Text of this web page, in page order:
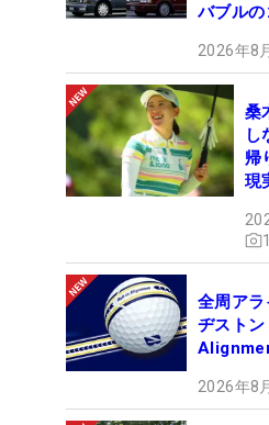
バブル
2026年8
桑
帰
現
全周アラ
ヂスト
2026年8